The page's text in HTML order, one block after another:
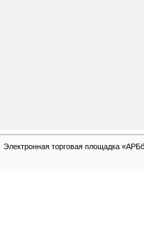
Электронная торговая площадка